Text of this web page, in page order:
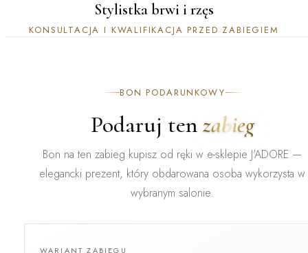
Stylistka brwi i rzęs
KONSULTACJA I KWALIFIKACJA PRZED ZABIEGIEM
BON PODARUNKOWY
Podaruj tenzabieg
Bon na ten zabieg kupisz od ręki w e-sklepie J'ADORE —
elegancki prezent, który obdarowana osoba wykorzysta w
wybranym salonie.
WARIANT ZABIEGU